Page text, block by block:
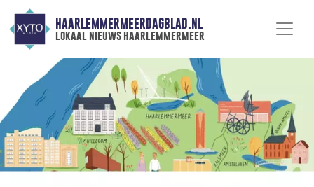
HAARLEMMERMEERDAGBLAD.NL
lokaal nieuws haarlemmermeer